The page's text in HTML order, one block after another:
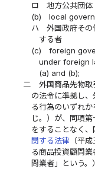
ロ
地方公共団体
(b)
local
ハ
外国政府その
する者
(c)
foreign
under foreign
(a) and (b);
二
外国商品先物取
の法令に準拠し
る行為のいずれ
じ。）が、同項
をすることなく
関する法律 （平
る商品投資顧問
問業者」という